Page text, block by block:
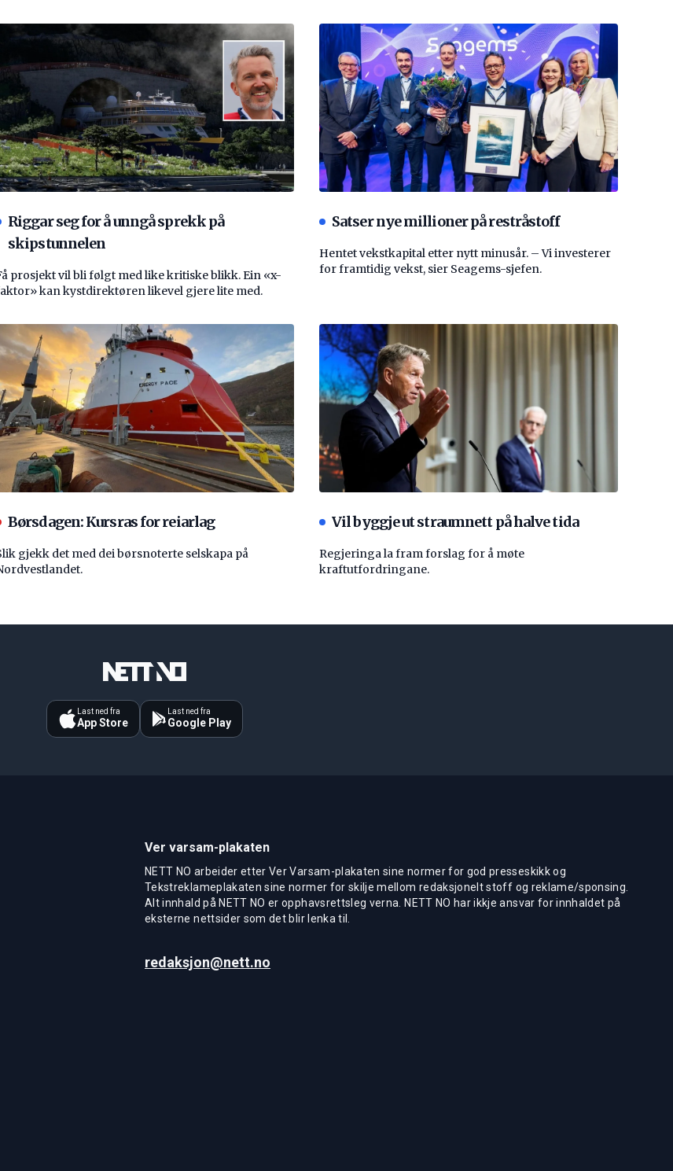
Riggar seg for å unngå sprekk på
skipstunnelen
prosjekt vil bli følgt med like kritiske blikk. Ein «x-
kan kystdirektøren likevel gjere lite med.
Satser nye millioner på restråstoff
Hentet vekstkapital etter nytt minusår. – Vi investerer
for framtidig vekst, sier Seagems-sjefen.
Børsdagen: Kursras for reiarlag
gjekk det med dei børsnoterte selskapa på
Vil byggje ut straumnett på halve tida
Regjeringa la fram forslag for å møte
kraftutfordringane.
Last ned fra
App Store
Last ned fra
Google Play
Ver varsam-plakaten
NETT NO arbeider etter Ver Varsam-plakaten sine normer for god presseskikk og
Tekstreklameplakaten sine normer for skilje mellom redaksjonelt stoff og reklame/sponsing.
Alt innhald på NETT NO er opphavsrettsleg verna. NETT NO har ikkje ansvar for innhaldet på
eksterne nettsider som det blir lenka til.
redaksjon@nett.no